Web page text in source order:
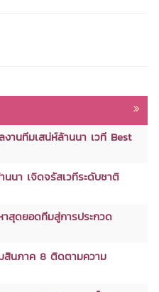
านทีมเสน่ห์ล้านนา เวที Best
นา เจิดจรัสเวทีระดับชาติ
สุดยอดทีมสู่การประกวด
สินภาค 8 ติดตามความ